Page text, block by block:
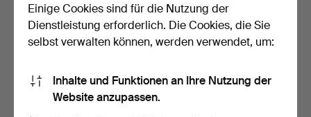
HANS-AGNE JAKOBSSON.
WANDLEUCHTEN, EIN
PAA…
2 Tage
UNO KRISTIANSSON,
WANDLEUCHTEN, EIN
PAAR. …
7 Tage
Einige Cookies sind für die Nutzung der
Dienstleistung erforderlich. Die Cookies, die Sie
selbst verwalten können, werden verwendet, um:
Inhalte und Funktionen an Ihre Nutzung der
Website anzupassen.